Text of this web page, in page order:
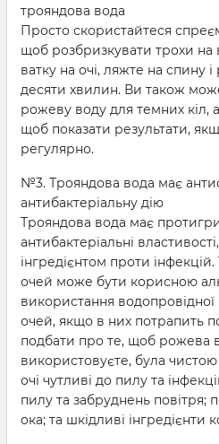
трояндова вода
Просто скористайтеся
щоб розбризкувати трохи на
ватку на очі, ляжте на спину
десяти хвилин. Ви також
рожеву воду для темних кіл,
щоб показати результати,
регулярно.
№3. Трояндова вода має
антибактеріальну дію
Трояндова вода має
антибактеріальні
інгредієнтом проти
очей може бути корисною
використання
очей, якщо в них потрапить
подбати про те, щоб рожева
використовуєте, була чистою
очі чутливі до пилу та
пилу та забруднень повітря;
ока; та шкідливі інгредієнти